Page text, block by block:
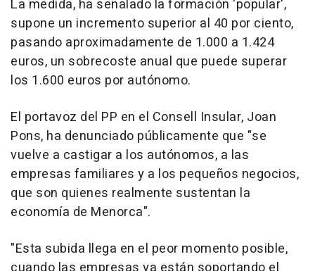
La medida, ha señalado la formación 'popular',
supone un incremento superior al 40 por ciento,
pasando aproximadamente de 1.000 a 1.424
euros, un sobrecoste anual que puede superar
los 1.600 euros por autónomo.
El portavoz del PP en el Consell Insular, Joan
Pons, ha denunciado públicamente que "se
vuelve a castigar a los autónomos, a las
empresas familiares y a los pequeños negocios,
que son quienes realmente sustentan la
economía de Menorca".
"Esta subida llega en el peor momento posible,